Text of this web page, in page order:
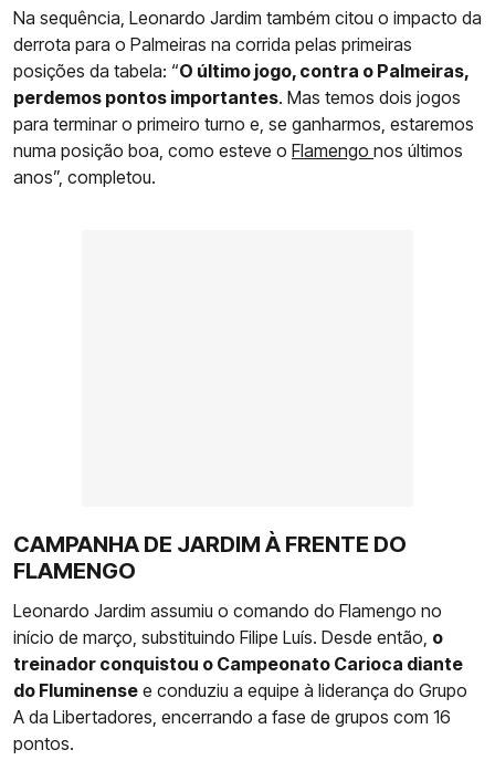
Na sequência, Leonardo Jardim também citou o impacto da
derrota para o Palmeiras na corrida pelas primeiras
posições da tabela: “O último jogo, contra o Palmeiras,
perdemos pontos importantes. Mas temos dois jogos
para terminar o primeiro turno e, se ganharmos, estaremos
numa posição boa, como esteve o Flamengo nos últimos
anos”, completou.
CAMPANHA DE JARDIM À FRENTE DO
FLAMENGO
Leonardo Jardim assumiu o comando do Flamengo no
início de março, substituindo Filipe Luís. Desde então, o
treinador conquistou o Campeonato Carioca diante
do Fluminense e conduziu a equipe à liderança do Grupo
A da Libertadores, encerrando a fase de grupos com 16
pontos.